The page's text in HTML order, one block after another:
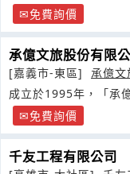
視野與先進設計理念
免費詢價
承億文旅股份有限
[嘉義市-東區]
承億文
成立於1995年，「承
的設計創見
免費詢價
千友工程有限公司